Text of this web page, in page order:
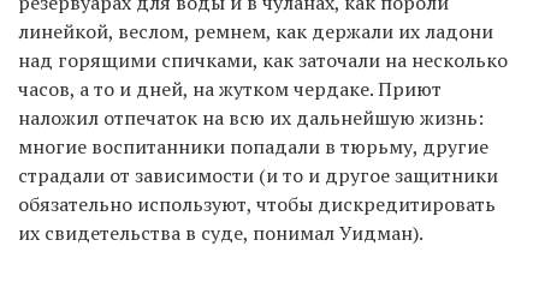
линейкой, веслом, ремнем, как держали их ладони
над горящими спичками, как заточали на несколько
часов, а то и дней, на жутком чердаке. Приют
наложил отпечаток на всю их дальнейшую жизнь:
многие воспитанники попадали в тюрьму, другие
страдали от зависимости (и то и другое защитники
обязательно используют, чтобы дискредитировать
их свидетельства в суде, понимал Уидман).